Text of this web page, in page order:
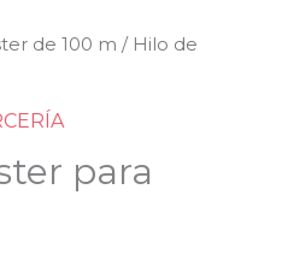
de 100 m / Hilo de
para